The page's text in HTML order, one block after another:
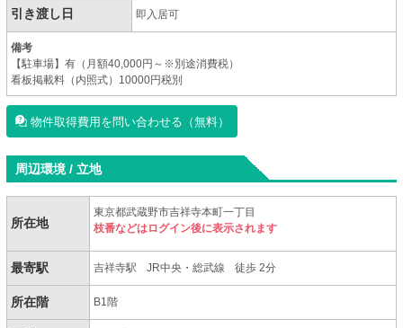
引き渡し日 即入居可
備考
【駐車場】有（月額40,000円～※別途消費税）
看板掲載料（内照式）10000円税別
物件取得費用を問い合わせる（無料）
周辺環境 / 立地
所在地
東京都武蔵野市吉祥寺本町一丁目
枝番などはログイン後に表示されます
最寄駅 吉祥寺駅 JR中央・総武線 徒歩 2分
所在階 B1階